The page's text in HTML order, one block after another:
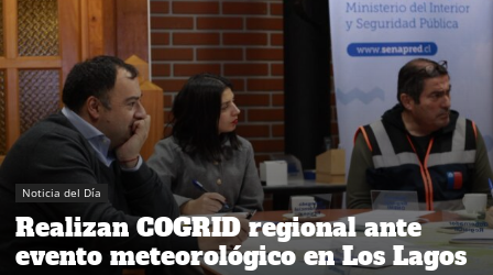
Noticia del Día
Realizan COGRID regional ante
evento meteorológico en Los Lagos